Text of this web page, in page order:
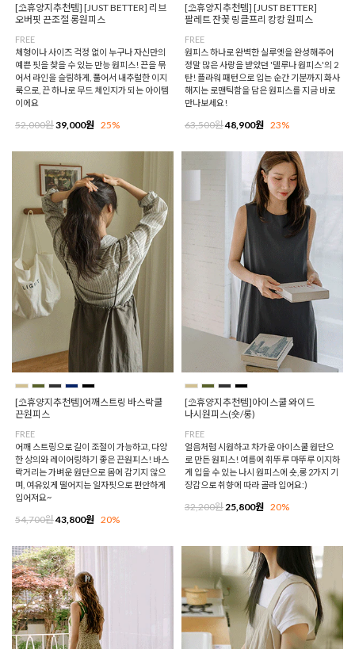
[⛱️휴양지추천템] [JUST BETTER] 리브
오버핏 끈조절 롱원피스
FREE
체형이나 사이즈 걱정 없이 누구나 자신만의
예쁜 핏을 찾을 수 있는 만능 원피스! 끈을 묶
어서 라인을 슬림하게, 풀어서 내추럴한 이지
룩으로, 끈 하나로 무드 체인지가 되는 아이템
이에요
52,000원39,000원 25%
[⛱️휴양지추천템] [JUST BETTER]
팔레트 잔꽃 링클프리 캉캉 원피스
FREE
원피스 하나로 완벽한 실루엣을 완성해주어
정말 많은 사랑을 받았던 '델루나 원피스'의 2
탄! 플라워 패턴으로 입는 순간 기분까지 화사
해지는 로맨틱함을 담은 원피스를 지금 바로
만나보세요!
63,500원48,900원 23%
[⛱️휴양지추천템]어깨스트링 바스락쿨
끈원피스
FREE
어깨 스트링으로 길이 조절이 가능하고, 다양
한 상의와 레이어링하기 좋은 끈원피스! 바스
락거리는 가벼운 원단으로 몸에 감기지 않으
며, 여유있게 떨어지는 일자핏으로 편안하게
입어져요~
54,700원43,800원 20%
[⛱️휴양지추천템]아이스쿨 와이드
나시원피스(숏/롱)
FREE
얼음처럼 시원하고 차가운 아이스쿨 원단으
로 만든 원피스! 여름에 휘뚜루 마뚜루 이지하
게 입을 수 있는 나시 원피스에 숏,롱 2가지 기
장감으로 취향에 따라 골라 입어요:)
32,200원 25,800원 20%